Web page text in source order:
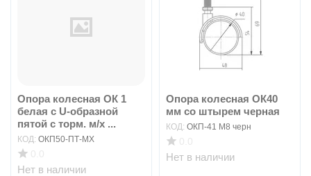
Опора колесная ОК 1
белая с U-образной
пятой с торм. м/х ...
КОД: ОКП50-ПТ-МХ
Нет в наличии
Опора колесная ОК40
мм со штырем черная
КОД: ОКП-41 М8 черн
Нет в наличии